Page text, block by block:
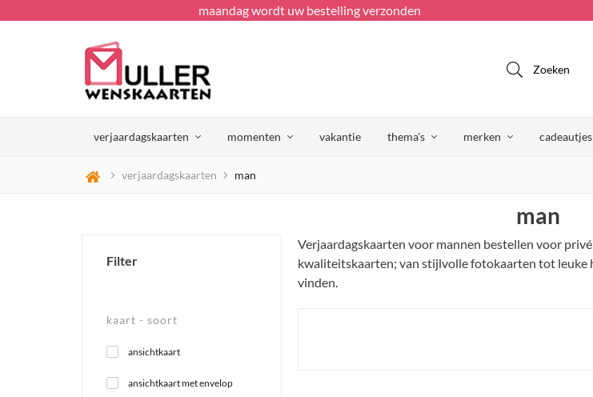
maandag wordt uw bestelling verzonden
Zoeken
verjaardagskaarten momenten vakantie thema's merken cadeautjes
verjaardagskaarten man
man
Filter
kaart - soort
ansichtkaart
ansichtkaart met envelop
Verjaardagskaarten voor mannen bestellen voor
kwaliteitskaarten; van stijlvolle fotokaarten tot leuke
vinden.